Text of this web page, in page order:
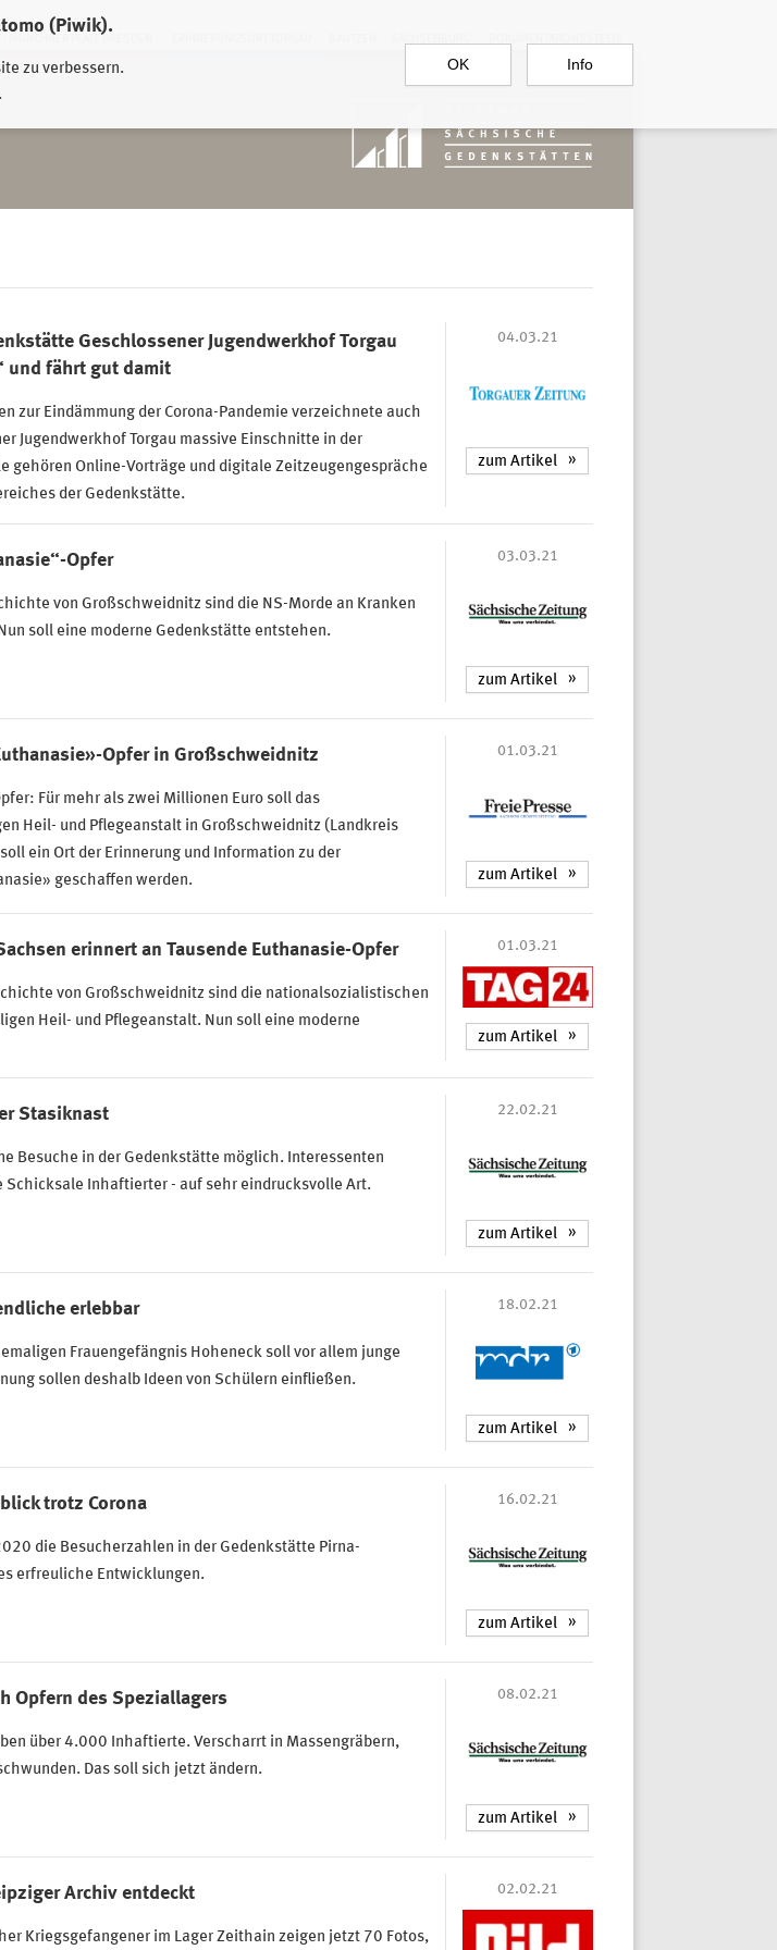
(Piwik).
zu verbessern.
OK Info
MÜNCHNER PLATZ DRESDEN
Geschlossener Jugendwerkhof Torgau
und fährt gut damit
zur Eindämmung der Corona-Pandemie verzeichnete auch
Jugendwerkhof Torgau massive Einschnitte in der
Online-Vorträge und digitale Zeitzeugengespräche
der Gedenkstätte.
04.03.21
zum Artikel
Opfer
von Großschweidnitz sind die NS-Morde an Kranken
soll eine moderne Gedenkstätte entstehen.
03.03.21
zum Artikel
Opfer in Großschweidnitz
Für mehr als zwei Millionen Euro soll das
Heil- und Pflegeanstalt in Großschweidnitz (Landkreis
ein Ort der Erinnerung und Information zu der
geschaffen werden.
01.03.21
zum Artikel
erinnert an Tausende Euthanasie-Opfer
von Großschweidnitz sind die nationalsozialistischen
Heil- und Pflegeanstalt. Nun soll eine moderne
01.03.21
zum Artikel
Stasiknast
Besuche in der Gedenkstätte möglich. Interessenten
Schicksale Inhaftierter - auf sehr eindrucksvolle Art.
22.02.21
zum Artikel
erlebbar
Frauengefängnis Hoheneck soll vor allem junge
sollen deshalb Ideen von Schülern einfließen.
18.02.21
zum Artikel
trotz Corona
die Besucherzahlen in der Gedenkstätte Pirna-
erfreuliche Entwicklungen.
16.02.21
zum Artikel
Opfern des Speziallagers
über 4.000 Inhaftierte. Verscharrt in Massengräbern,
Das soll sich jetzt ändern.
08.02.21
zum Artikel
Archiv entdeckt
Kriegsgefangener im Lager Zeithain zeigen jetzt 70 Fotos,
02.02.21